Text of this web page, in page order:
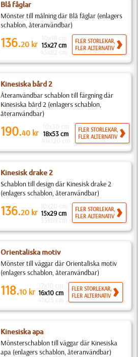
Blå fåglar
Mönster till målning där Blå fåglar (enlagers
schablon, återanvändbar)
136.20 kr 15x27 cm
FLER STORLEKAR,
FLER ALTERNATIV
Kinesiska bård 2
Återanvändbar schablon till färgning där
Kinesiska bård 2 (enlagers schablon,
återanvändbar)
190.40 kr 18x53 cm
FLER STORLEKAR,
FLER ALTERNATIV
Kinesisk drake 2
Schablon till design där Kinesisk drake 2
(enlagers schablon, återanvändbar)
136.20 kr 15x29 cm
FLER STORLEKAR,
FLER ALTERNATIV
Orientaliska motiv
Mönster till väggar där Orientaliska motiv
(enlagers schablon, återanvändbar)
118.10 kr 16x10 cm
FLER STORLEKAR,
FLER ALTERNATIV
Kinesiska apa
Mönsterschablon till väggar där Kinesiska
apa (enlagers schablon, återanvändbar)